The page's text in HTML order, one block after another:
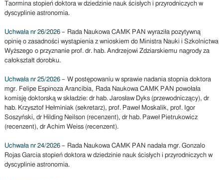
Taormina stopień doktora w dziedzinie nauk ścisłych i przyrodniczych w
dyscyplinie astronomia.
Uchwała nr 26/2026– Rada Naukowa CAMK PAN wyraziła pozytywną
opinię o zasadności wystąpienia z wnioskiem do Ministra Nauki i Szkolnictwa
Wyższego o przyznanie prof. dr. hab. Andrzejowi Zdziarskiemu nagrody za
całokształt dorobku.
Uchwała nr 25/2026– W postępowaniu w sprawie nadania stopnia doktora
mgr. Felipe Espinoza Arancibia, Rada Naukowa CAMK PAN powołała
komisję doktorską w składzie: dr hab. Jarosław Dyks (przewodniczący), dr
hab. Krzysztof Hełminiak (sekretarz), prof. Paweł Moskalik, prof. Igor
Soszyński, dr Hilding Neilson (recenzent), dr hab. Paweł Pietrukowicz
(recenzent), dr Achim Weiss (recenzent).
Uchwała nr 24/2026– Rada Naukowa CAMK PAN nadała mgr. Gonzalo
Rojas Garcia stopień doktora w dziedzinie nauk ścisłych i przyrodniczych w
dyscyplinie astronomia.